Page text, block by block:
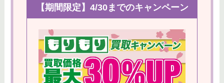
【期間限定】4/30までのキャンペーン